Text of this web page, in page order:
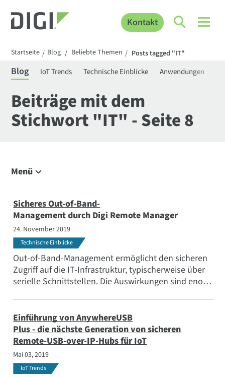
Kontakt
Startseite / Blog / Beliebte Themen / Posts tagged "IT"
Blog IoT Trends Technische Einblicke Anwendungen
Beiträge mit dem
Stichwort "IT" - Seite 8
Menü
IoT Trends
Technische Einblicke
Anwendungen
Beliebte Themen
Treffen Sie das Team
Abonnieren
Sicheres Out-of-Band-
Management durch Digi Remote Manager
24. November 2019
Technische Einblicke
Out-of-Band-Management ermöglicht den sicheren
Zugriff auf die IT-Infrastruktur, typischerweise über
serielle Schnittstellen. Die Auswirkungen sind enorm
Betriebszeit der Geräte erfordern.
Einführung von AnywhereUSB
Plus - die nächste Generation von sicheren
Remote-USB-over-IP-Hubs für IoT
Mai 03, 2019
IoT Trends